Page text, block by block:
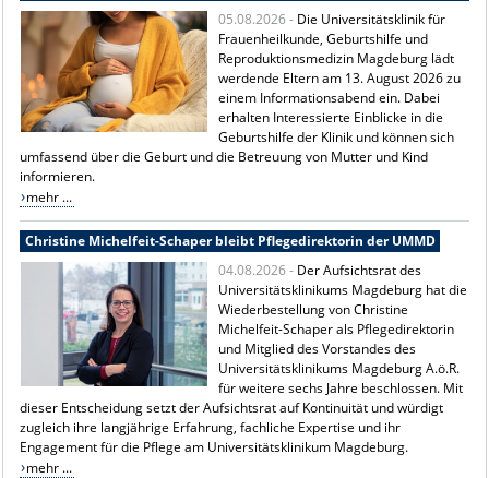
05.08.2026 - Die Universitätsklinik für
Frauenheilkunde, Geburtshilfe und
Reproduktionsmedizin Magdeburg lädt
werdende Eltern am 13. August 2026 zu
einem Informationsabend ein. Dabei
erhalten Interessierte Einblicke in die
Geburtshilfe der Klinik und können sich
umfassend über die Geburt und die Betreuung von Mutter und Kind
informieren.
mehr ...
Christine Michelfeit-Schaper bleibt Pflegedirektorin der UMMD
04.08.2026 - Der Aufsichtsrat des
Universitätsklinikums Magdeburg hat die
Wiederbestellung von Christine
Michelfeit-Schaper als Pflegedirektorin
und Mitglied des Vorstandes des
Universitätsklinikums Magdeburg A.ö.R.
für weitere sechs Jahre beschlossen. Mit
dieser Entscheidung setzt der Aufsichtsrat auf Kontinuität und würdigt
zugleich ihre langjährige Erfahrung, fachliche Expertise und ihr
Engagement für die Pflege am Universitätsklinikum Magdeburg.
mehr ...